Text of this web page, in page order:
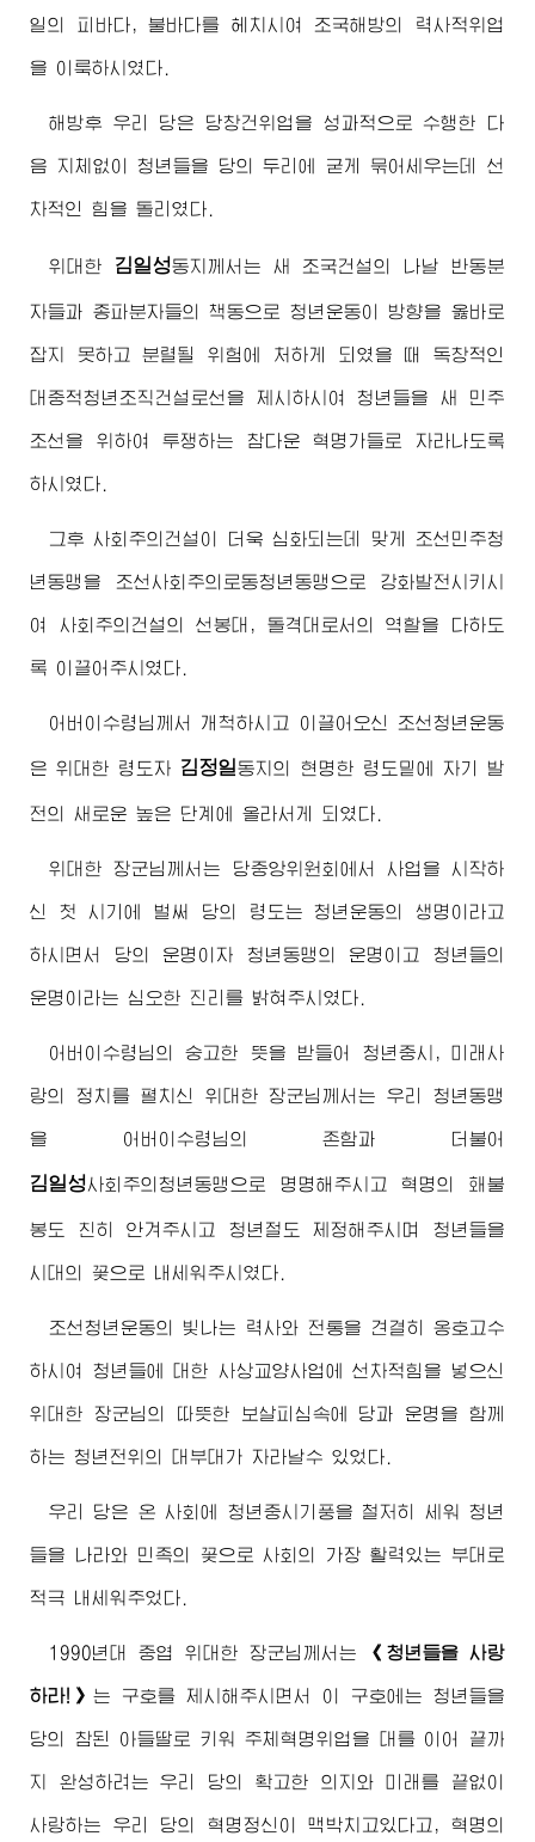
일의 피바다, 불바다를 헤치시여 조국해방의 력사적위업
을 이룩하시였다.
해방후 우리 당은 당창건위업을 성과적으로 수행한 다
음 지체없이 청년들을 당의 두리에 굳게 묶어세우는데 선
차적인 힘을 돌리였다.
위대한 김일성동지 께서는 새 조국건설의 나날 반동분
자들과 종파분자들의 책동으로 청년운동이 방향을 옳바로
잡지 못하고 분렬될 위험에 처하게 되였을 때 독창적인
대중적청년조직건설로선을 제시하시여 청년들을 새 민주
조선을 위하여 투쟁하는 참다운 혁명가들로 자라나도록
하시였다.
그후 사회주의건설이 더욱 심화되는데 맞게 조선민주청
년동맹을 조선사회주의로동청년동맹으로 강화발전시키시
여 사회주의건설의 선봉대, 돌격대로서의 역할을 다하도
록 이끌어주시였다.
어버이수령님 께서 개척하시고 이끌어오신 조선청년운동
은위대한 령도자 김정일동지의 현명한 령도밑에 자기 발
전의 새로운 높은 단계에 올라서게 되였다.
위대한 장군님 께서는 당중앙위원회에서 사업을 시작하
신 첫 시기에 벌써 당의 령도는 청년운동의 생명이라고
하시면서 당의 운명이자 청년동맹의 운명이고 청년들의
운명이라는 심오한 진리를 밝혀주시였다.
어버이수령님 의 숭고한 뜻을 받들어 청년중시, 미래사
랑의 정치를 펼치신 위대한 장군님 께서는 우리 청년동맹
을 어버이수령님 의 존함과 더불어
김일성사회주의청년동맹으로 명명해주시고 혁명의 홰불
봉도 친히 안겨주시고 청년절도 제정해주시며 청년들을
시대의 꽃으로 내세워주시였다.
조선청년운동의 빛나는 력사와 전통을 견결히 옹호고수
하시여 청년들에 대한 사상교양사업에 선차적힘을 넣으신
위대한 장군님 의 따뜻한 보살피심속에 당과 운명을 함께
하는 청년전위의 대부대가 자라날수 있었다.
우리 당은 온 사회에 청년중시기풍을 철저히 세워 청년
들을 나라와 민족의 꽃으로 사회의 가장 활력있는 부대로
적극 내세워주었다.
1990년대 중엽 위대한 장군님 께서는 《청년들을 사랑
하라!》 는 구호를 제시해주시면서 이 구호에는 청년들을
당의 참된 아들딸로 키워 주체혁명위업을 대를 이어 끝까
지 완성하려는 우리 당의 확고한 의지와 미래를 끝없이
사랑하는 우리 당의 혁명정신이 맥박치고있다고, 혁명의